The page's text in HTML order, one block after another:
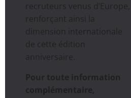
recruteurs venus d’Europe,
renforçant ainsi la
dimension internationale
de cette édition
anniversaire.
Pour toute information
complémentaire,